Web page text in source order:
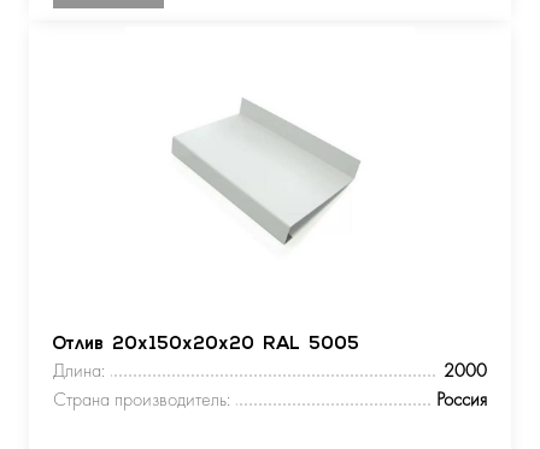
Отлив 20х150х20х20 RAL 5005
Длина:
2000
Страна производитель:
Россия